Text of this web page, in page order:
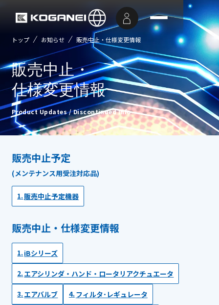
トップ お知らせ 販売中止・仕様変更情報
販売中止・
仕様変更情報
Product Updates / Discontinued Info
販売中止予定
(メンテナンス用受注対応品)
販売中止予定機器
販売中止・仕様変更情報
iBシリーズ
エアシリンダ・ハンド・ロータリアクチュエータ
エアバルブ フィルタ･レギュレータ